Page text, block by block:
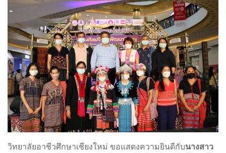
วิทยาลัยอาชีวศึกษาเชียงใหม่ ขอแสดงความยินดีกับนางสาว